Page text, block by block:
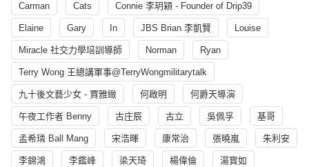
Carman Cats Connie 李玥穎 - Founder of Drip39
Elaine Gary In JBS Brian 李凱賢 Louise
Miracle 社交力學培訓導師 Norman Ryan
Terry Wong 王總講軍事@TerryWongmilitarytalk
九十後文藝少女 - 賈雅緻 何啟明 何爵天導演
午夜工作者 Benny 古庄辰 古立 吳佩孚 基哥
孟希璘 Ball Mang 宋浩暉 康常治 張曉嵐 朱利安
李錦鴻 李鑑峰 梁天琦 楊偉倫 湯寳如